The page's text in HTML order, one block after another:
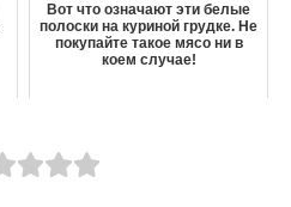
Вот что означают эти белые
полоски на куриной грудке. Не
покупайте такое мясо ни в
коем случае!